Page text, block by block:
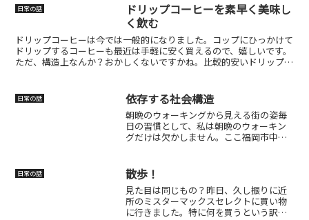
日常の話
ドリップコーヒーを素早く美味し
く飲む
ドリップコーヒーは今では一般的になりました。コップにひっかけて
ドリップするコーヒーも最近は手軽に安く買えるので、嬉しいです。
ただ、構造上なんか？おかしくないですかね。比較的安いドリップの
日常の話 依存する社会構造
朝晩のウォーキングから見える街の姿毎
日の習慣として、私は朝晩のウォーキン
グだけは欠かしません。ここ福岡市中央
ーキングといっても、運動というよりは
気分転換。そして、自分...
日常の話 散歩！
見た目は同じもの？昨日、久し振りに近
所のミスターマックスセレクトに買い物
に行きました。特に何を買うという訳で